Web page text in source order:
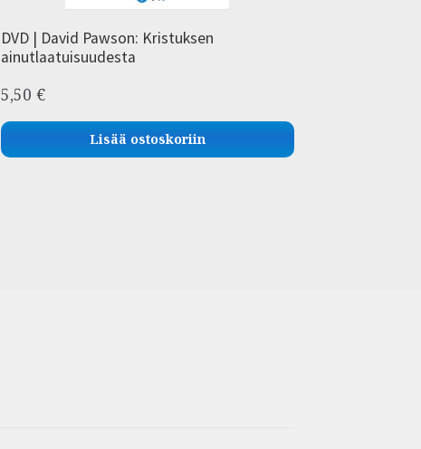
DVD | David Pawson: Kristuksen
ainutlaatuisuudesta
5,50€
Lisää ostoskoriin